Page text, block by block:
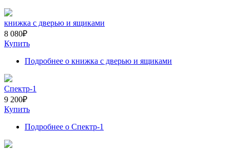
книжка с дверью и ящиками
8 080₽
Купить
Подробнее о книжка с дверью и ящиками
Спектр-1
9 200₽
Купить
Подробнее о Спектр-1